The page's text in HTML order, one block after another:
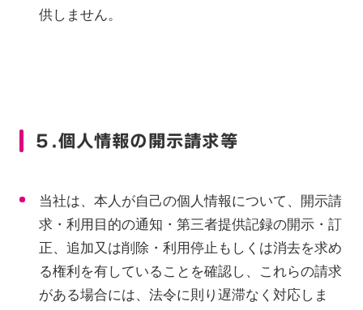
供しません。
５.個人情報の開示請求等
当社は、本人が自己の個人情報について、開示請
求・利用目的の通知・第三者提供記録の開示・訂
正、追加又は削除・利用停止もしくは消去を求め
る権利を有していることを確認し、これらの請求
がある場合には、法令に則り遅滞なく対応しま